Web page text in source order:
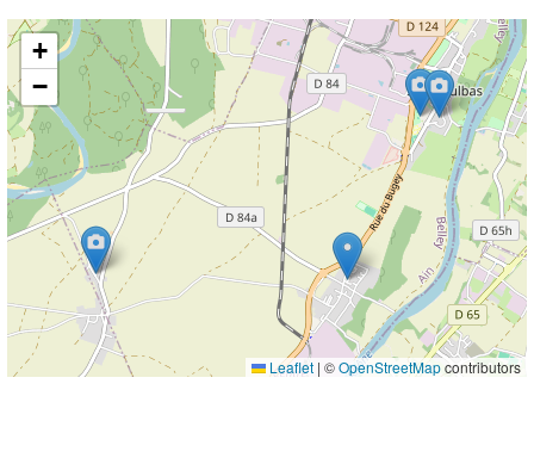
+
−
Leaflet | ©OpenStreetMapcontributors